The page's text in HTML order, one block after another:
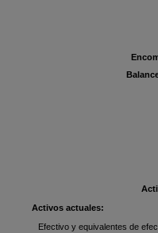
Activos actuales:
Efectivo y equivalentes de